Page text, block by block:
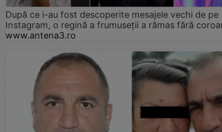
După ce i-au fost descoperite mesajele vechi de pe
Instagram, o regină a frumuseții a rămas fără
www.antena3.ro